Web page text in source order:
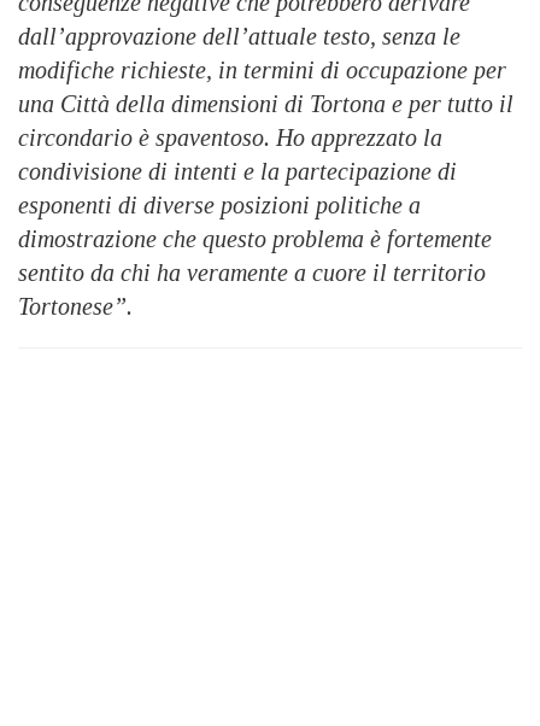
dall’approvazione dell’attuale testo, senza le
modifiche richieste, in termini di occupazione per
una Città della dimensioni di Tortona e per tutto il
circondario è spaventoso. Ho apprezzato la
condivisione di intenti e la partecipazione di
esponenti di diverse posizioni politiche a
dimostrazione che questo problema è fortemente
sentito da chi ha veramente a cuore il territorio
Tortonese”.